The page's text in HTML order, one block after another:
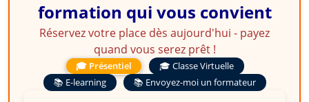
formation qui vous convient
Réservez votre place dès aujourd'hui - payez
quand vous serez prêt !
🎓 Présentiel
🎓 Classe Virtuelle
📚 E-learning
📚 Envoyez-moi un formateur